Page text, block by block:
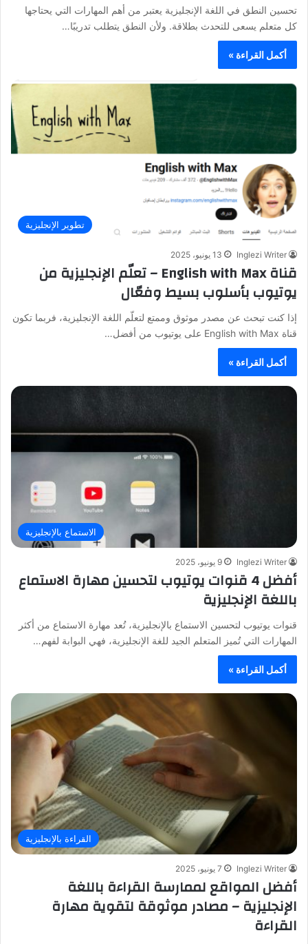
تحسين النطق في اللغة الإنجليزية يعتبر من أهم المهارات التي يحتاجها
كل متعلم يسعى للتحدث بطلاقة. ولأن النطق يتطلب تدريبًا…
أكمل القراءة »
تطوير الإنجليزية
Inglezi Writer 13 يونيو، 2025
قناة English with Max – تعلّم الإنجليزية من
يوتيوب بأسلوب بسيط وفعّال
إذا كنت تبحث عن مصدر موثوق وممتع لتعلّم اللغة الإنجليزية، فربما تكون
قناة English with Max على يوتيوب من أفضل…
أكمل القراءة »
الاستماع بالإنجليزية
Inglezi Writer 9 يونيو، 2025
أفضل 4 قنوات يوتيوب لتحسين مهارة الاستماع
باللغة الإنجليزية
قنوات يوتيوب لتحسين الاستماع بالإنجليزية، تُعد مهارة الاستماع من أكثر
المهارات التي تُميز المتعلم الجيد للغة الإنجليزية، فهي البوابة لفهم…
أكمل القراءة »
القراءة بالإنجليزية
Inglezi Writer 7 يونيو، 2025
أفضل المواقع لممارسة القراءة باللغة
الإنجليزية – مصادر موثوقة لتقوية مهارة
القراءة